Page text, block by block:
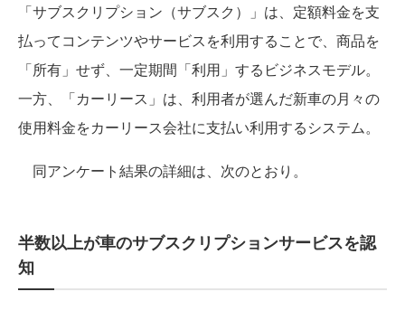
「サブスクリプション（サブスク）」は、定額料金を支
払ってコンテンツやサービスを利用することで、商品を
「所有」せず、一定期間「利用」するビジネスモデル。
一方、「カーリース」は、利用者が選んだ新車の月々の
使用料金をカーリース会社に支払い利用するシステム。
同アンケート結果の詳細は、次のとおり。
半数以上が車のサブスクリプションサービスを認
知